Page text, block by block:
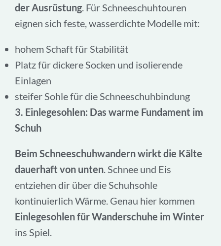
der Ausrüstung . Für Schneeschuhtouren
eignen sich feste, wasserdichte Modelle mit:
hohem Schaft für Stabilität
Platz für dickere Socken und isolierende
Einlagen
steifer Sohle für die Schneeschuhbindung
3. Einlegesohlen: Das warme Fundament im
Schuh
Beim Schneeschuhwandern wirkt die Kälte
dauerhaft von unten . Schnee und Eis
entziehen dir über die Schuhsohle
kontinuierlich Wärme. Genau hier kommen
Einlegesohlen für Wanderschuhe im Winter
ins Spiel.